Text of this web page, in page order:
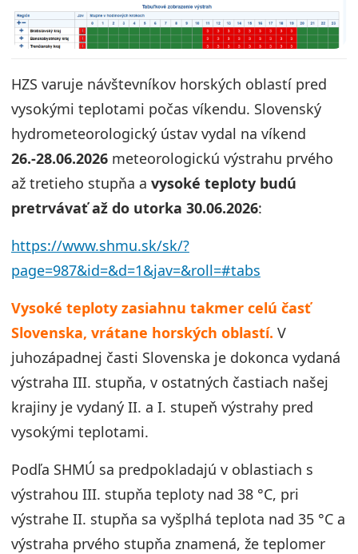
HZS varuje návštevníkov horských oblastí pred
vysokými teplotami počas víkendu. Slovenský
hydrometeorologický ústav vydal na víkend
26.-28.06.2026 meteorologickú výstrahu prvého
až tretieho stupňa a vysoké teploty budú
pretrvávať až do utorka 30.06.2026:
https://www.shmu.sk/sk/?
page=987&id=&d=1&jav=&roll=#tabs
Vysoké teploty zasiahnu takmer celú časť
Slovenska, vrátane horských oblastí. V
juhozápadnej časti Slovenska je dokonca vydaná
výstraha III. stupňa, v ostatných častiach našej
krajiny je vydaný II. a I. stupeň výstrahy pred
vysokými teplotami.
Podľa SHMÚ sa predpokladajú v oblastiach s
výstrahou III. stupňa teploty nad 38 °C, pri
výstrahe II. stupňa sa vyšplhá teplota nad 35 °C a
výstraha prvého stupňa znamená, že teplomer